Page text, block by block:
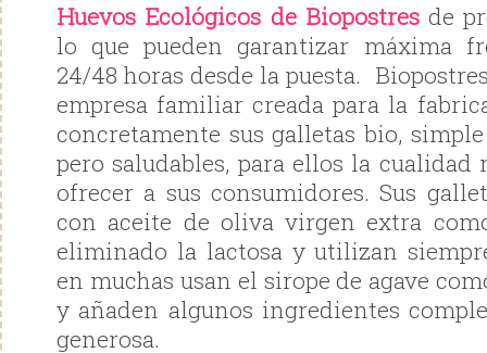
Huevos Ecológicos de Biopostresde
lo que pueden garantizar máxima
24/48 horas desde la puesta.
empresa familiar creada para la
concretamente sus galletas bio,
pero saludables, para ellos la cualidad
ofrecer a sus consumidores. Sus
con aceite de oliva virgen extra
eliminado la lactosa y utilizan
en muchas usan el sirope de agave
y añaden algunos ingredientes
generosa.